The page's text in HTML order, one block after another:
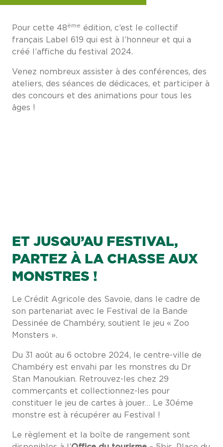
Pour cette 48ème édition, c’est le collectif
français Label 619 qui est à l’honneur et qui a
créé l’affiche du festival 2024.
Venez nombreux assister à des conférences, des
ateliers, des séances de dédicaces, et participer à
des concours et des animations pour tous les
âges !
ET JUSQU’AU FESTIVAL,
PARTEZ À LA CHASSE AUX
MONSTRES !
Le Crédit Agricole des Savoie, dans le cadre de
son partenariat avec le Festival de la Bande
Dessinée de Chambéry, soutient le jeu « Zoo
Monsters ».
Du 31 août au 6 octobre 2024, le centre-ville de
Chambéry est envahi par les monstres du Dr
Stan Manoukian. Retrouvez-les chez 29
commerçants et collectionnez-les pour
constituer le jeu de cartes à jouer… Le 30éme
monstre est à récupérer au Festival !
Le règlement et la boîte de rangement sont